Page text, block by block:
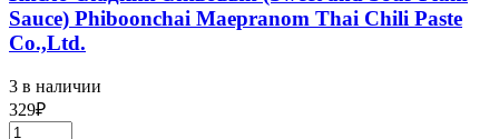
Sauce) Phiboonchai Maepranom Thai Chili Paste
Co.,Ltd.
3 в наличии
329₽